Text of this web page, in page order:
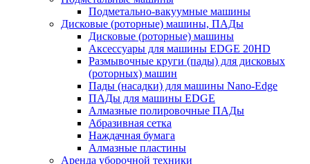
Подметально-вакуумные машины
Дисковые (роторные) машины, ПАДы
Дисковые (роторные) машины
Аксессуары для машины EDGE 20HD
Размывочные круги (пады) для дисковых
(роторных) машин
Пады (насадки) для машины Nano-Edge
ПАДы для машины EDGE
Алмазные полировочные ПАДы
Абразивная сетка
Наждачная бумага
Алмазные пластины
Аренда уборочной техники